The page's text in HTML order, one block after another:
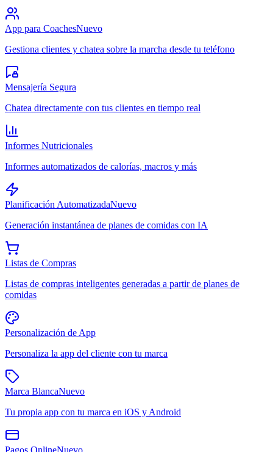
App para CoachesNuevo
Gestiona clientes y chatea sobre la marcha desde tu teléfono
Mensajería Segura
Chatea directamente con tus clientes en tiempo real
Informes Nutricionales
Informes automatizados de calorías, macros y más
Planificación AutomatizadaNuevo
Generación instantánea de planes de comidas con IA
Listas de Compras
Listas de compras inteligentes generadas a partir de planes de
comidas
Personalización de App
Personaliza la app del cliente con tu marca
Marca BlancaNuevo
Tu propia app con tu marca en iOS y Android
Pagos OnlineNuevo